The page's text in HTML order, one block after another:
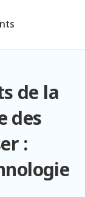
de la
des
: